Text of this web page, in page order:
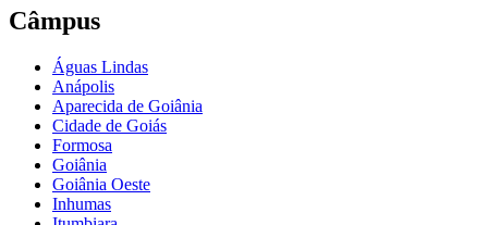
Câmpus
Águas Lindas
Anápolis
Aparecida de Goiânia
Cidade de Goiás
Formosa
Goiânia
Goiânia Oeste
Inhumas